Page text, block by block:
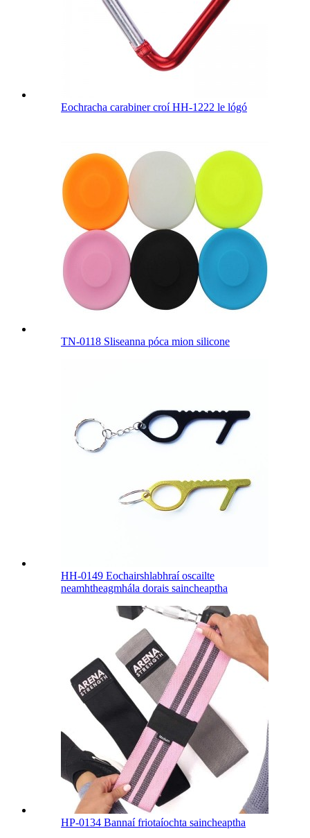
Eochracha carabiner croí HH-1222 le lógó
TN-0118 Sliseanna póca mion silicone
HH-0149 Eochairshlabhraí oscailte
neamhtheagmhála dorais saincheaptha
HP-0134 Bannaí friotaíochta saincheaptha